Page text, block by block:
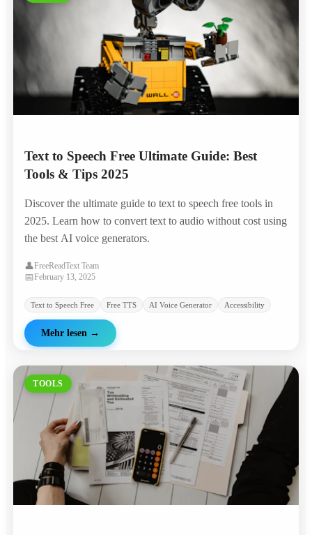
Text to Speech Free Ultimate Guide: Best
Tools & Tips 2025
Discover the ultimate guide to text to speech free tools in
2025. Learn how to convert text to audio without cost using
the best AI voice generators.
👤FreeReadText Team
📅February 13, 2025
Text to Speech Free Free TTS AI Voice Generator Accessibility
Mehr lesen →
TOOLS